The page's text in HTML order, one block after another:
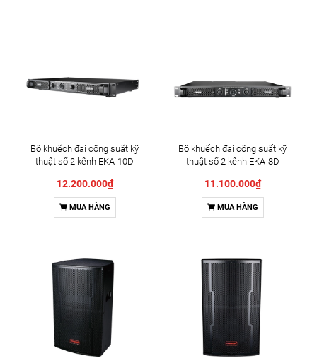
Bộ khuếch đại công suất kỹ
thuật số 2 kênh EKA-10D
12.200.000₫
MUA HÀNG
Bộ khuếch đại công suất kỹ
thuật số 2 kênh EKA-8D
11.100.000₫
MUA HÀNG